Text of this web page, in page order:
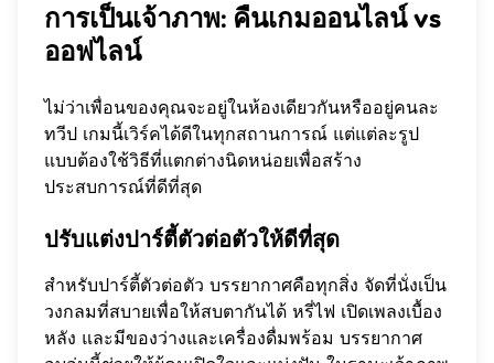
การเป็นเจ้าภาพ: คืนเกมออนไลน์ vs
ออฟไลน์
ไม่ว่าเพื่อนของคุณจะอยู่ในห้องเดียวกันหรืออยู่คนละ
ทวีป เกมนี้เวิร์คได้ดีในทุกสถานการณ์ แต่แต่ละรูป
แบบต้องใช้วิธีที่แตกต่างนิดหน่อยเพื่อสร้าง
ประสบการณ์ที่ดีที่สุด
ปรับแต่งปาร์ตี้ตัวต่อตัวให้ดีที่สุด
สำหรับปาร์ตี้ตัวต่อตัว บรรยากาศคือทุกสิ่ง จัดที่นั่งเป็น
วงกลมที่สบายเพื่อให้สบตากันได้ หรี่ไฟ เปิดเพลงเบื้อง
หลัง และมีของว่างและเครื่องดื่มพร้อม บรรยากาศ